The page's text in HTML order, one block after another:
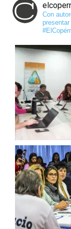
Con